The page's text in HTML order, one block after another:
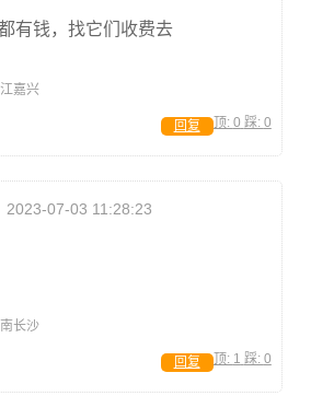
有钱，找它们收费去
嘉兴
顶: 0 踩: 0
回复
2023-07-03 11:28:23
长沙
顶: 1 踩: 0
回复